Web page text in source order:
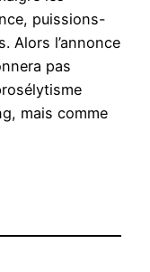
puissions-
Alors l’annonce
pas
mais comme